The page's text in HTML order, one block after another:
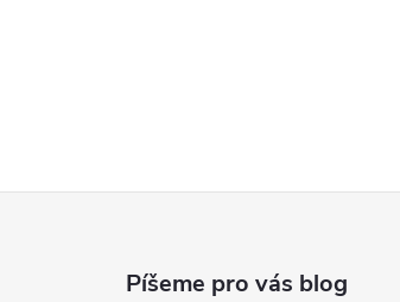
Píšeme pro vás blog